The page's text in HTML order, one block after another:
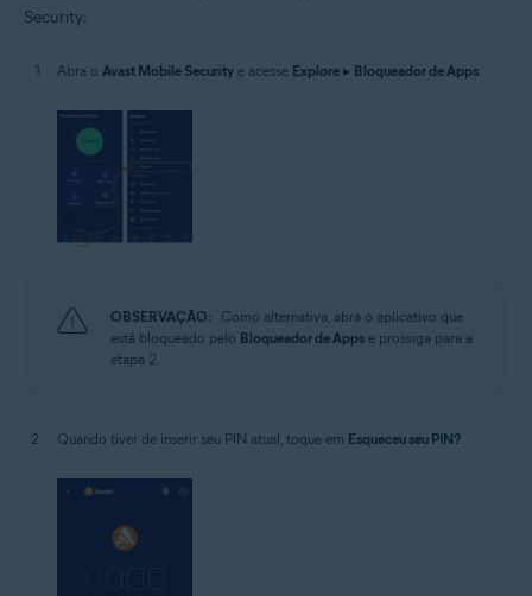
Security:
Abra o Avast Mobile Security e acesse Explore ▸ Bloqueador de Apps.
OBSERVAÇÃO:
Como alternativa, abra o aplicativo que
está bloqueado pelo Bloqueador de Apps e prossiga para a
etapa 2.
Quando tiver de inserir seu PIN atual, toque em Esqueceu seu PIN?